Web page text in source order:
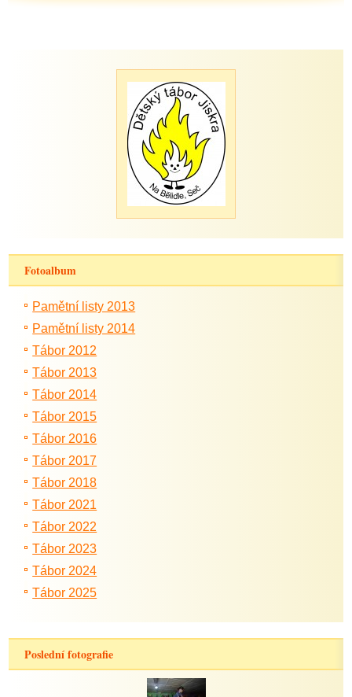
Fotoalbum
Pamětní listy 2013
Pamětní listy 2014
Tábor 2012
Tábor 2013
Tábor 2014
Tábor 2015
Tábor 2016
Tábor 2017
Tábor 2018
Tábor 2021
Tábor 2022
Tábor 2023
Tábor 2024
Tábor 2025
Poslední fotografie